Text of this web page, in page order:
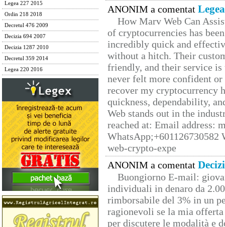
Legea 227 2015
Ordin 218 2018
Decretul 476 2009
Decizia 694 2007
Decizia 1287 2010
Decretul 359 2014
Legea 220 2016
ANONIM a comentat
How Marv Web Can
of cryptocurrencies has
incredibly quick and
without a hitch. Their
friendly, and their service
never felt more confident
recover my cryptocurrency
quickness, dependability,
Web stands out in the
reached at: Email address:
web-crypto-expe
ANONIM a comentat
Buongiorno E-mail:
individuali in denaro da
rimborsabile del 3% in un
ragionevoli se la mia
per discutere le modalità e